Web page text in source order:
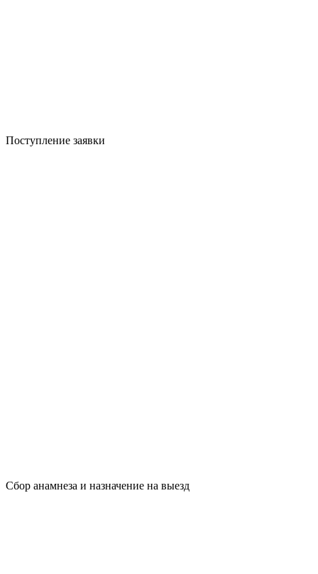
Поступление заявки
Сбор анамнеза и назначение на выезд